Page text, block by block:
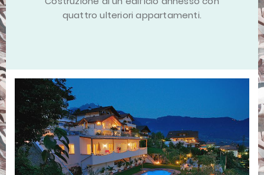
quattro ulteriori appartamenti.